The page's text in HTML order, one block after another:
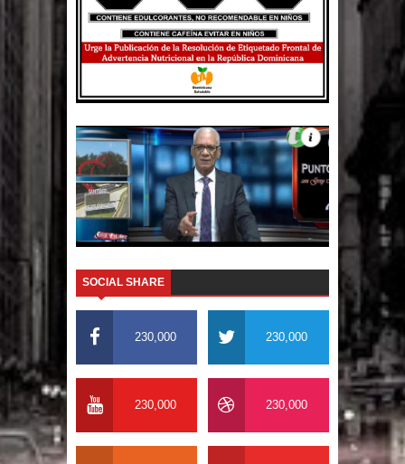
Nueva York aprueba ley para poner
fin a la vida de personas con
enfermedades terminales
SOCIAL SHARE
230,000 230,000
230,000 230,000